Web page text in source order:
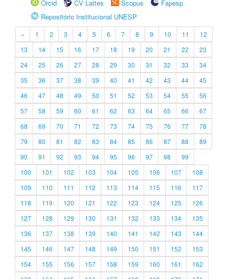
Orcid
CV Lattes Scopus
Fapesp
Repositório Institucional UNESP
« 1 2 3 4 5 6 7 8 9 10 11
12
13
14 15 16 17 18 19 20 21 22
23
24
25 26 27 28 29 30 31 32 33
34
35
36 37 38 39 40 41 42 43 44
45
46
47 48 49 50 51 52 53 54 55
56
57
58 59 60 61 62 63 64 65 66
67
68
69 70 71 72 73 74 75 76 77
78
79
80 81 82 83 84 85 86 87 88
89
90
91 92 93 94 95 96 97 98
99
100
101 102 103 104 105 106 107
108
109
110 111 112 113 114 115 116
117
118
119 120 121 122 123 124 125
126
127
128 129 130 131 132 133 134
135
136
137 138 139 140 141 142 143
144
145
146 147 148 149 150 151 152
153
154
155 156 157 158 159 160 161
162